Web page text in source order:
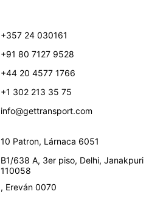
+357 24 030161
+91 80 7127 9528
+44 20 4577 1766
+1 302 213 35 75
info@gettransport.com
10 Patron, Lárnaca 6051
B1/638 A, 3er piso, Delhi,Janakpuri
110058
, Ereván 0070